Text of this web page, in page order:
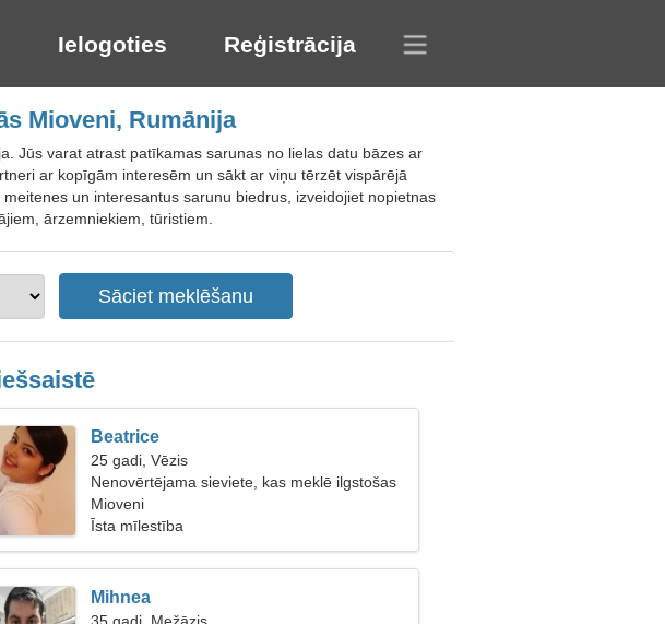
Ielogoties Reģistrācija
Mioveni, Rumānija
Jūs varat atrast patīkamas sarunas no lielas datu bāzes ar
ar kopīgām interesēm un sākt ar viņu tērzēt vispārējā
un interesantus sarunu biedrus, izveidojiet nopietnas
ārzemniekiem, tūristiem.
Beatrice
25 gadi, Vēzis
Nenovērtējama sieviete, kas meklē ilgstošas
attiecības
Mioveni
Īsta mīlestība
Mihnea